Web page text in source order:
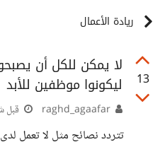
ريادة الأعمال
13
لا يمكن للكل أن
ليكونوا موظفين للأبد
قبل
تتردد نصائح مثل لا تعمل